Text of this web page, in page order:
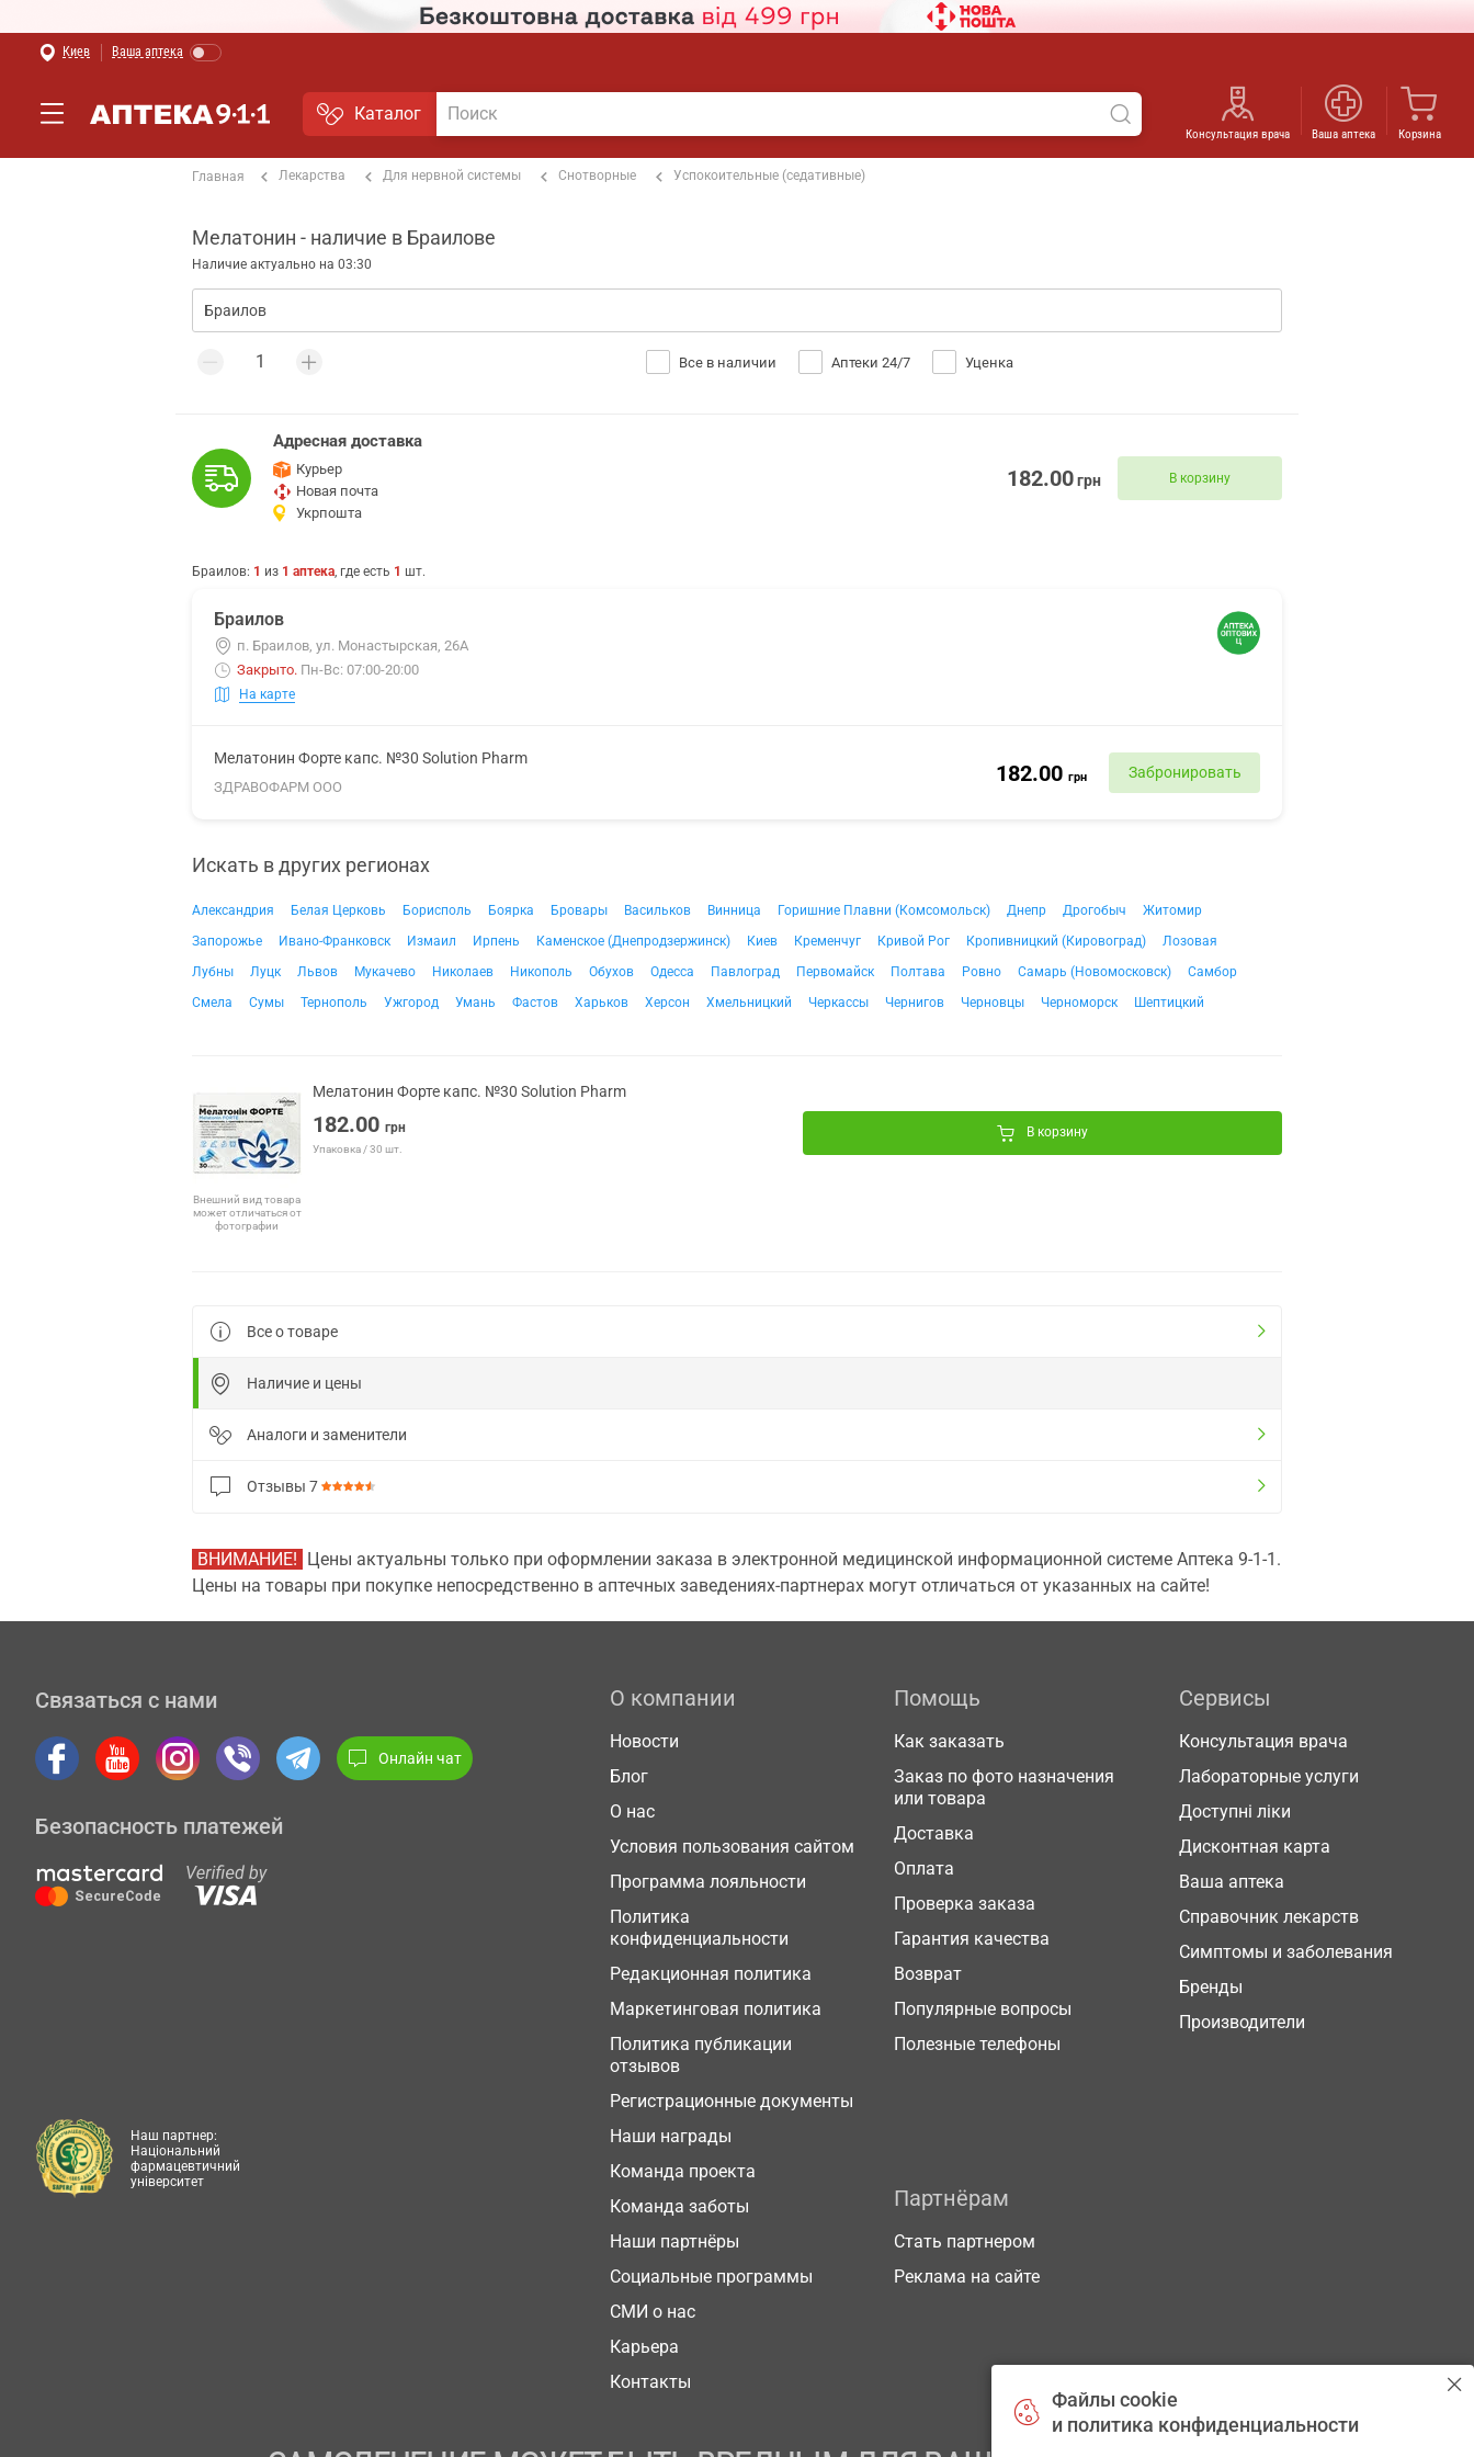
Киев Ваша аптека
Каталог
Консультация врача Ваша аптека Корзина
Главная Лекарства Для нервной системы Снотворные Успокоительные (седативные)
Мелатонин - наличие в Браилове
Наличие актуально на 03:30
Все в наличии Аптеки 24/7 Уценка
Адресная доставка
Курьер
Новая почта
Укрпошта
182.00грн В корзину
Браилов: 1 из 1 аптека, где есть 1 шт.
Браилов
п. Браилов, ул. Монастырская, 26А
Закрыто. Пн-Вс: 07:00-20:00
На карте
Мелатонин Форте капс. №30 Solution Pharm
ЗДРАВОФАРМ ООО
182.00 грн Забронировать
Искать в других регионах
Александрия Белая Церковь Борисполь Боярка Бровары Васильков Винница Горишние Плавни (Комсомольск) Днепр Дрогобыч
Житомир
Запорожье
Ивано-Франковск Измаил Ирпень Каменское (Днепродзержинск) Киев Кременчуг Кривой Рог Кропивницкий (Кировоград)
Лозовая
Лубны
Луцк Львов Мукачево Николаев Никополь Обухов Одесса Павлоград Первомайск Полтава Ровно Самарь (Новомосковск)
Самбор
Смела
Сумы Тернополь Ужгород Умань Фастов Харьков Херсон Хмельницкий Черкассы Чернигов Черновцы Черноморск Шептицкий
Внешний вид товара
может отличаться от
фотографии
Мелатонин Форте капс. №30 Solution Pharm
182.00 грн
Упаковка / 30 шт.
В корзину
Все о товаре
Наличие и цены
Аналоги и заменители
Отзывы 7
ВНИМАНИЕ! Цены актуальны только при оформлении заказа в электронной медицинской информационной системе Аптека 9-1-1.
Цены на товары при покупке непосредственно в аптечных заведениях-партнерах могут отличаться от указанных на сайте!
Связаться с нами
Онлайн чат
Безопасность платежей
О компании
Новости
Блог
О нас
Условия пользования сайтом
Программа лояльности
Политика
конфиденциальности
Редакционная политика
Маркетинговая политика
Политика публикации
отзывов
Регистрационные документы
Наши награды
Команда проекта
Команда заботы
Наши партнёры
Социальные программы
СМИ о нас
Карьера
Контакты
Помощь
Как заказать
Заказ по фото назначения
или товара
Доставка
Оплата
Проверка заказа
Гарантия качества
Возврат
Популярные вопросы
Полезные телефоны
Сервисы
Консультация врача
Лабораторные услуги
Доступні ліки
Дисконтная карта
Ваша аптека
Справочник лекарств
Симптомы и заболевания
Бренды
Производители
Партнёрам
Стать партнером
Реклама на сайте
Наш партнер:
Національний
фармацевтичний
університет
Файлы cookie
и политика конфиденциальности